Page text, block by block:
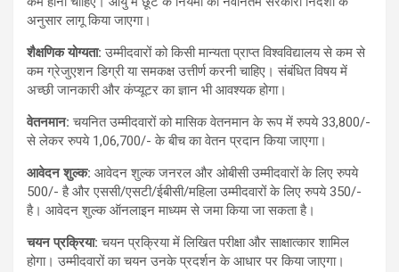
अनुसार लागू किया जाएगा।
शैक्षणिक योग्यता: उम्मीदवारों को किसी मान्यता प्राप्त विश्वविद्यालय से कम से
कम ग्रेजुएशन डिग्री या समकक्ष उत्तीर्ण करनी चाहिए। संबंधित विषय में
अच्छी जानकारी और कंप्यूटर का ज्ञान भी आवश्यक होगा।
वेतनमान: चयनित उम्मीदवारों को मासिक वेतनमान के रूप में रुपये 33,800/-
से लेकर रुपये 1,06,700/- के बीच का वेतन प्रदान किया जाएगा।
आवेदन शुल्क: आवेदन शुल्क जनरल और ओबीसी उम्मीदवारों के लिए रुपये
500/- है और एससी/एसटी/ईबीसी/महिला उम्मीदवारों के लिए रुपये 350/-
है। आवेदन शुल्क ऑनलाइन माध्यम से जमा किया जा सकता है।
चयन प्रक्रिया: चयन प्रक्रिया में लिखित परीक्षा और साक्षात्कार शामिल
होगा। उम्मीदवारों का चयन उनके प्रदर्शन के आधार पर किया जाएगा।